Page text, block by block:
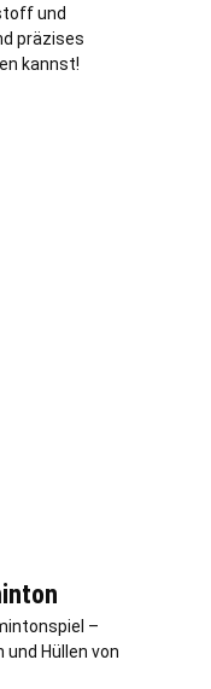
und
präzises
kannst!
–
Hüllen von